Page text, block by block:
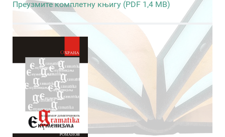
Преузмите комплетну књигу (PDF 1,4 MB)